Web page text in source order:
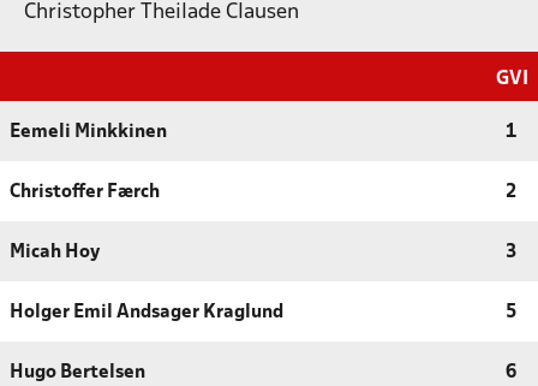
Christopher Theilade Clausen
GVI
Eemeli Minkkinen 1
Christoffer Færch 2
Micah Hoy 3
Holger Emil Andsager Kraglund 5
Hugo Bertelsen 6